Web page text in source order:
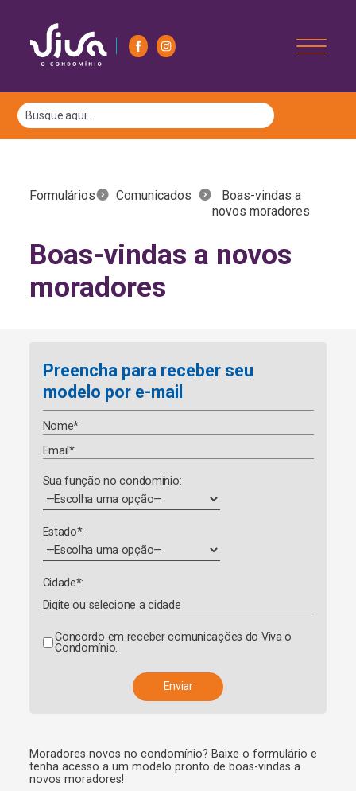
Formulários Comunicados
Boas-vindas a
novos moradores
Boas-vindas a novos
moradores
Preencha para receber seu
modelo por e-mail
Sua função no condomínio:
Estado*:
Cidade*:
Concordo em receber comunicações do Viva o
Condomínio.
e
r
n
Moradores novos no condomínio? Baixe o formulário e
tenha acesso a um modelo pronto de boas-vindas a
novos moradores!